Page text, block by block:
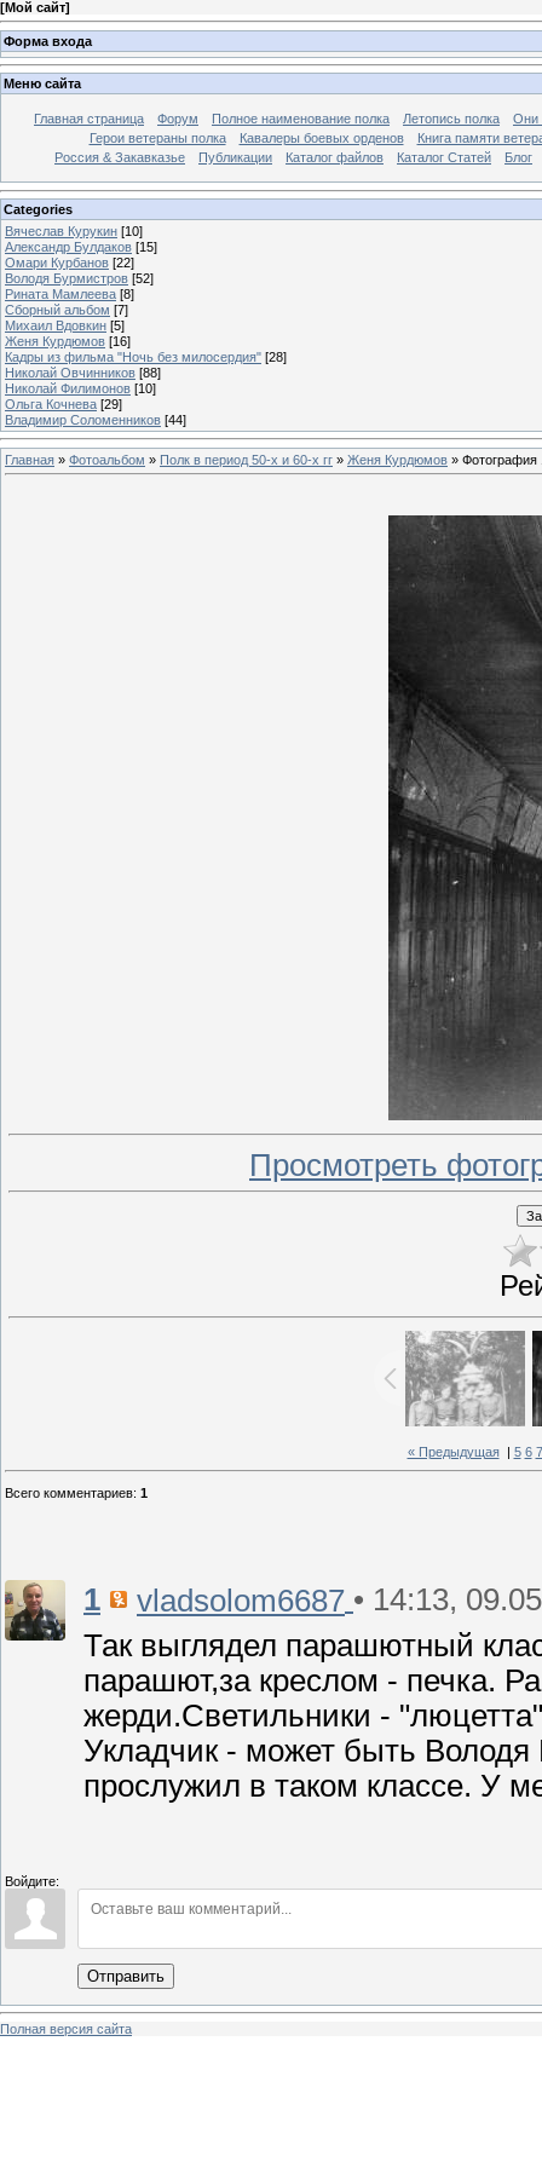
[Мой сайт]
Форма входа
Меню сайта
Главная страница Форум Полное наименование полка Летопись полка
Они
Герои ветераны полка
Кавалеры боевых орденов
Книга памяти
Россия & Закавказье
Публикации Каталог файлов Каталог Cтатей Блог
Categories
Вячеслав Курукин [10]
Александр Булдаков [15]
Омари Курбанов [22]
Володя Бурмистров [52]
Рината Мамлеева [8]
Сборный альбом [7]
Михаил Вдовкин [5]
Женя Курдюмов [16]
Кадры из фильма "Ночь без милосердия" [28]
Николай Овчинников [88]
Николай Филимонов [10]
Ольга Кочнева [29]
Владимир Соломенников [44]
Главная » Фотоальбом » Полк в период 50-х и 60-х гг » Женя Курдюмов » Фотография
Просмотреть
« Предыдущая| 5 6 7
Всего комментариев: 1
1 vladsolom6687 • 14:13,
Так выглядел парашютный
парашют,за креслом - печка.
жерди.Светильники -
Укладчик - может быть
прослужил в таком классе. У
Войдите:
Отправить
Полная версия сайта